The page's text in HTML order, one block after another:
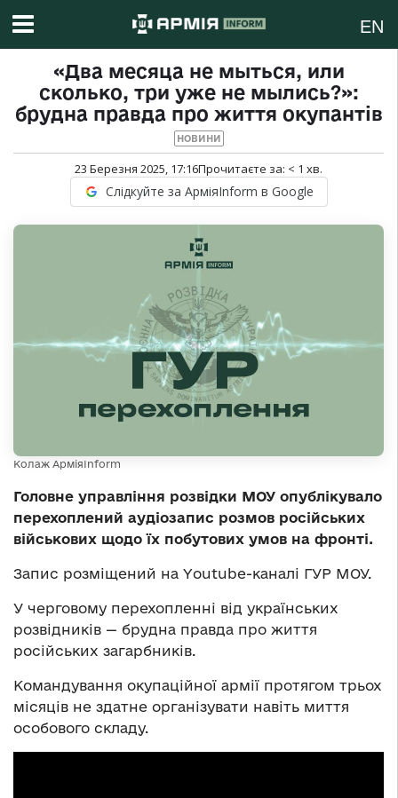
EN
«Два месяца не мыться, или
сколько, три уже не мылись?»:
брудна правда про життя окупантів
НОВИНИ
23 Березня 2025, 17:16Прочитаєте за: < 1 хв.
Слідкуйте за АрміяInform в Google
Колаж АрміяInform
Головне управління розвідки МОУ опублікувало
перехоплений аудіозапис розмов російських
військових щодо їх побутових умов на фронті.
Запис розміщений на Youtube-каналі ГУР МОУ.
У черговому перехопленні від українських
розвідників — брудна правда про життя
російських загарбників.
Командування окупаційної армії протягом трьох
місяців не здатне організувати навіть миття
особового складу.